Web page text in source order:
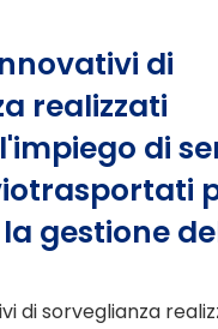
di
realizzati
di
gestione
di sorveglianza